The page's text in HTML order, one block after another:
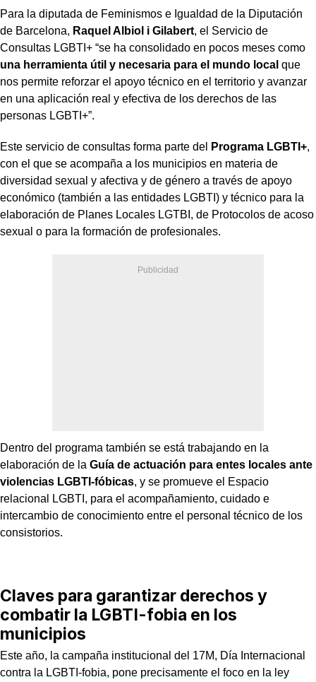
Para la diputada de Feminismos e Igualdad de la Diputación
de Barcelona, Raquel Albiol i Gilabert, el Servicio de
Consultas LGBTI+ “se ha consolidado en pocos meses como
una herramienta útil y necesaria para el mundo local que
nos permite reforzar el apoyo técnico en el territorio y avanzar
en una aplicación real y efectiva de los derechos de las
personas LGBTI+”.
Este servicio de consultas forma parte del Programa LGBTI+,
con el que se acompaña a los municipios en materia de
diversidad sexual y afectiva y de género a través de apoyo
económico (también a las entidades LGBTI) y técnico para la
elaboración de Planes Locales LGTBI, de Protocolos de acoso
sexual o para la formación de profesionales.
Dentro del programa también se está trabajando en la
elaboración de la Guía de actuación para entes locales ante
violencias LGBTI-fóbicas, y se promueve el Espacio
relacional LGBTI, para el acompañamiento, cuidado e
intercambio de conocimiento entre el personal técnico de los
consistorios.
Claves para garantizar derechos y
combatir la LGBTI-fobia en los
municipios
Este año, la campaña institucional del 17M, Día Internacional
contra la LGBTI-fobia, pone precisamente el foco en la ley